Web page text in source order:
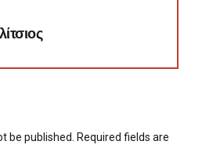
be published. Required fields are